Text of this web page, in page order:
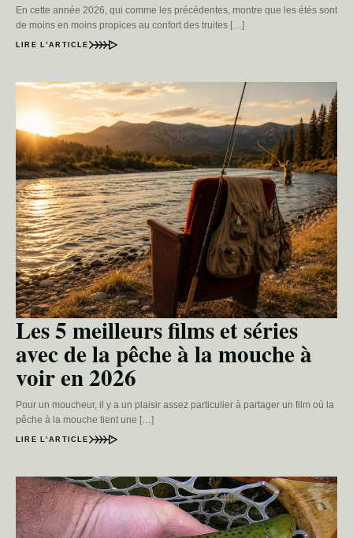
En cette année 2026, qui comme les précédentes, montre que les étés sont
de moins en moins propices au confort des truites […]
LIRE L’ARTICLE
Les 5 meilleurs films et séries
avec de la pêche à la mouche à
voir en 2026
Pour un moucheur, il y a un plaisir assez particulier à partager un film où la
pêche à la mouche tient une […]
LIRE L’ARTICLE